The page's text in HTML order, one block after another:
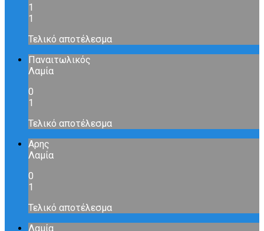
1
1
Τελικό αποτέλεσμα
Παναιτωλικός
Λαμία
0
1
Τελικό αποτέλεσμα
Αρης
Λαμία
0
1
Τελικό αποτέλεσμα
Λαμία